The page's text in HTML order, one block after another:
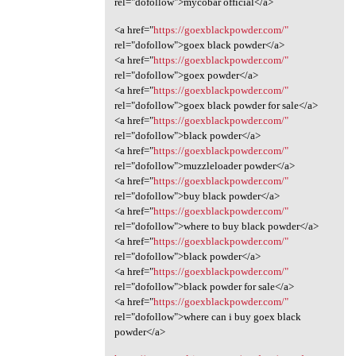
<a href="https://goexblackpowder.com/"
rel="dofollow">goex black powder</a>
<a href="https://goexblackpowder.com/"
rel="dofollow">goex powder</a>
<a href="https://goexblackpowder.com/"
rel="dofollow">goex black powder for sale</a>
<a href="https://goexblackpowder.com/"
rel="dofollow">black powder</a>
<a href="https://goexblackpowder.com/"
rel="dofollow">muzzleloader powder</a>
<a href="https://goexblackpowder.com/"
rel="dofollow">buy black powder</a>
<a href="https://goexblackpowder.com/"
rel="dofollow">where to buy black powder</a>
<a href="https://goexblackpowder.com/"
rel="dofollow">black powder</a>
<a href="https://goexblackpowder.com/"
rel="dofollow">black powder for sale</a>
<a href="https://goexblackpowder.com/"
rel="dofollow">where can i buy goex black
powder</a>